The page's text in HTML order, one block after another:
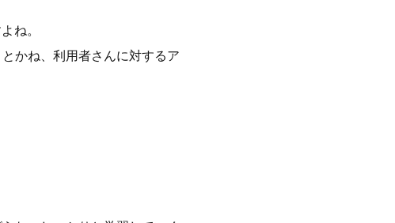
ね。
かね、利用者さんに対するア